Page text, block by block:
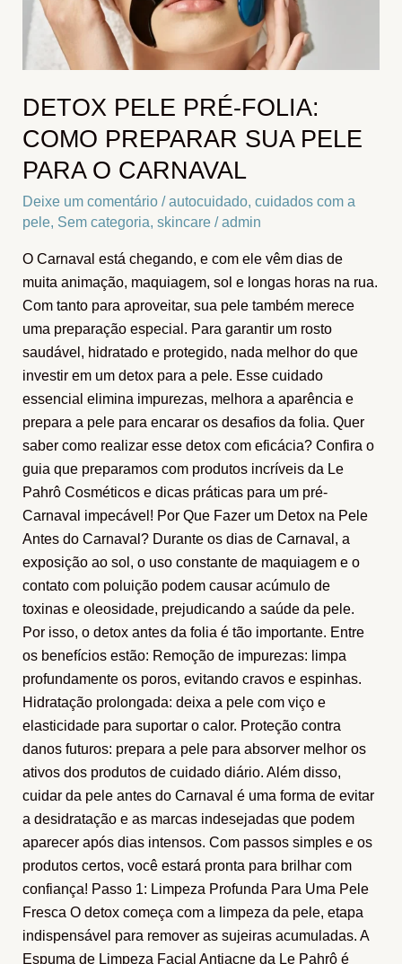
DETOX PELE PRÉ-FOLIA:
COMO PREPARAR SUA PELE
PARA O CARNAVAL
Deixe um comentário /autocuidado,cuidados com a
pele, Sem categoria,skincare /admin
O Carnaval está chegando, e com ele vêm dias de
muita animação, maquiagem, sol e longas horas na rua.
Com tanto para aproveitar, sua pele também merece
uma preparação especial. Para garantir um rosto
saudável, hidratado e protegido, nada melhor do que
investir em um detox para a pele. Esse cuidado
essencial elimina impurezas, melhora a aparência e
prepara a pele para encarar os desafios da folia. Quer
saber como realizar esse detox com eficácia? Confira o
guia que preparamos com produtos incríveis da Le
Pahrô Cosméticos e dicas práticas para um pré-
Carnaval impecável! Por Que Fazer um Detox na Pele
Antes do Carnaval? Durante os dias de Carnaval, a
exposição ao sol, o uso constante de maquiagem e o
contato com poluição podem causar acúmulo de
toxinas e oleosidade, prejudicando a saúde da pele.
Por isso, o detox antes da folia é tão importante. Entre
os benefícios estão: Remoção de impurezas: limpa
profundamente os poros, evitando cravos e espinhas.
Hidratação prolongada: deixa a pele com viço e
elasticidade para suportar o calor. Proteção contra
danos futuros: prepara a pele para absorver melhor os
ativos dos produtos de cuidado diário. Além disso,
cuidar da pele antes do Carnaval é uma forma de evitar
a desidratação e as marcas indesejadas que podem
aparecer após dias intensos. Com passos simples e os
produtos certos, você estará pronta para brilhar com
confiança! Passo 1: Limpeza Profunda Para Uma Pele
Fresca O detox começa com a limpeza da pele, etapa
indispensável para remover as sujeiras acumuladas. A
Espuma de Limpeza Facial Antiacne da Le Pahrô é
Sua
Para
Carnaval